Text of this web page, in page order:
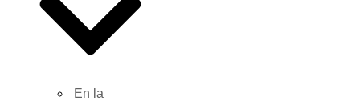
En la